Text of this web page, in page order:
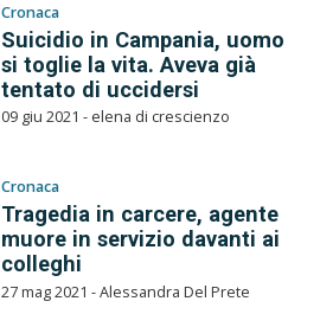
Cronaca
Suicidio in Campania, uomo
si toglie la vita. Aveva già
tentato di uccidersi
09 giu 2021 - elena di crescienzo
Cronaca
Tragedia in carcere, agente
muore in servizio davanti ai
colleghi
27 mag 2021 - Alessandra Del Prete